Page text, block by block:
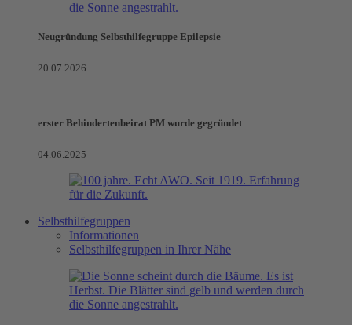
Neugründung Selbsthilfegruppe Epilepsie
20.07.2026
erster Behindertenbeirat PM wurde gegründet
04.06.2025
Selbsthilfegruppen
Informationen
Selbsthilfegruppen in Ihrer Nähe